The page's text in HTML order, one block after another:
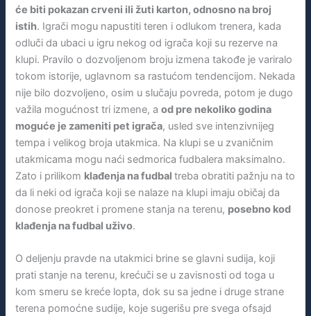
će biti pokazan crveni ili žuti karton, odnosno na broj
istih. Igrači mogu napustiti teren i odlukom trenera, kada
odluči da ubaci u igru nekog od igrača koji su rezerve na
klupi. Pravilo o dozvoljenom broju izmena takođe je variralo
tokom istorije, uglavnom sa rastućom tendencijom. Nekada
nije bilo dozvoljeno, osim u slučaju povreda, potom je dugo
važila mogućnost tri izmene, aod pre nekoliko godina
moguće je zameniti pet igrača, usled sve intenzivnijeg
tempa i velikog broja utakmica. Na klupi se u zvaničnim
utakmicama mogu naći sedmorica fudbalera maksimalno.
Zato i prilikom klađenja na fudbaltreba obratiti pažnju na to
da li neki od igrača koji se nalaze na klupi imaju običaj da
donose preokret i promene stanja na terenu, posebno kod
klađenja na fudbal uživo.
O deljenju pravde na utakmici brine se glavni sudija, koji
prati stanje na terenu, krećuči se u zavisnosti od toga u
kom smeru se kreće lopta, dok su sa jedne i druge strane
terena pomoćne sudije, koje sugerišu pre svega ofsajd